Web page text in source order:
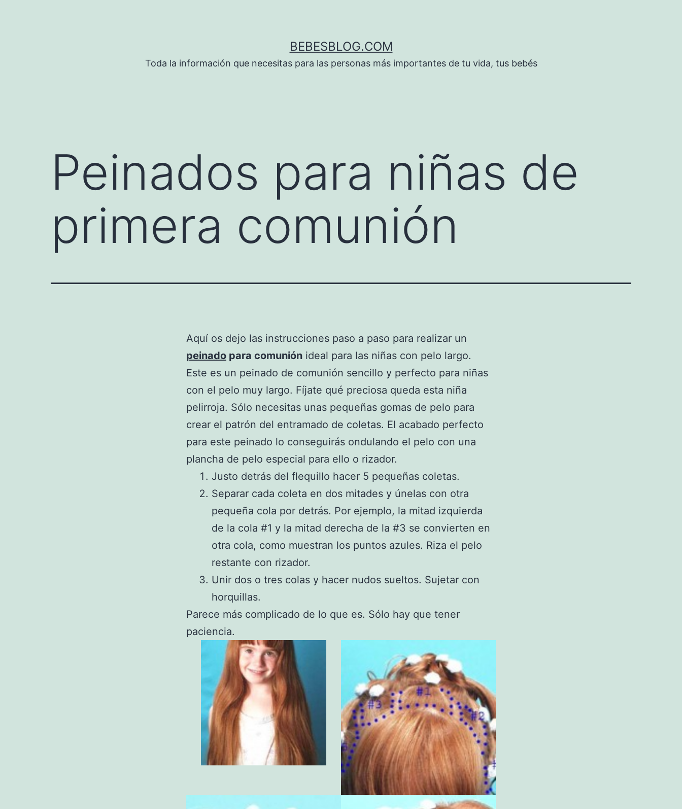
BEBESBLOG.COM
Toda la información que necesitas para las personas más importantes de tu vida, tus bebés
Peinados para niñas de
primera comunión
Aquí os dejo las instrucciones paso a paso para realizar un
peinado para comunión ideal para las niñas con pelo largo.
Este es un peinado de comunión sencillo y perfecto para niñas
con el pelo muy largo. Fíjate qué preciosa queda esta niña
pelirroja. Sólo necesitas unas pequeñas gomas de pelo para
crear el patrón del entramado de coletas. El acabado perfecto
para este peinado lo conseguirás ondulando el pelo con una
plancha de pelo especial para ello o rizador.
Justo detrás del flequillo hacer 5 pequeñas coletas.
Separar cada coleta en dos mitades y únelas con otra
pequeña cola por detrás. Por ejemplo, la mitad izquierda
de la cola #1 y la mitad derecha de la #3 se convierten en
otra cola, como muestran los puntos azules. Riza el pelo
restante con rizador.
Unir dos o tres colas y hacer nudos sueltos. Sujetar con
horquillas.
Parece más complicado de lo que es. Sólo hay que tener
paciencia.